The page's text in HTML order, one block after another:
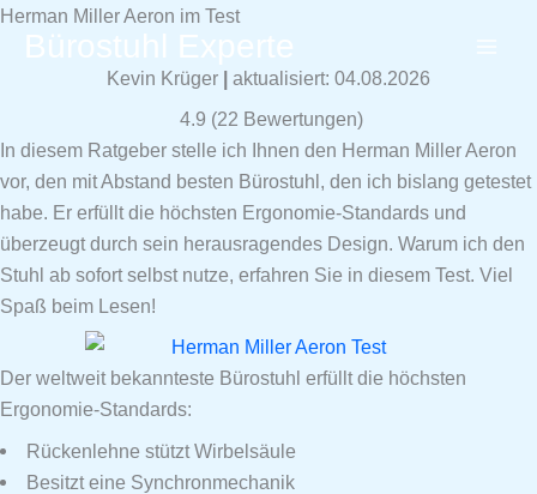
Zum
InhaltBürostuhl Experte
Herman Miller Aeron im Test
Kevin Krüger | aktualisiert: 04.08.2026
4.9 (22 Bewertungen)
In diesem Ratgeber stelle ich Ihnen den Herman Miller Aeron
vor, den mit Abstand besten Bürostuhl, den ich bislang getestet
habe. Er erfüllt die höchsten Ergonomie-Standards und
überzeugt durch sein herausragendes Design. Warum ich den
Stuhl ab sofort selbst nutze, erfahren Sie in diesem Test. Viel
Spaß beim Lesen!
Der weltweit bekannteste Bürostuhl erfüllt die höchsten
Ergonomie-Standards:
Rückenlehne stützt Wirbelsäule
Besitzt eine Synchronmechanik